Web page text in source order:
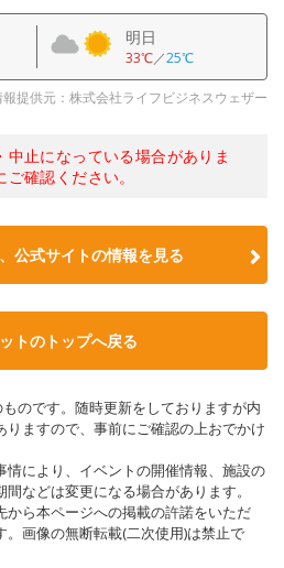
明日
33℃／25℃
報提供元：株式会社ライフビジネスウェザー
止になっている場合がありま
確認ください。
公式サイトの情報を見る
トのトップへ戻る
のです。随時更新をしておりますが内
ますので、事前にご確認の上おでかけ
により、イベントの開催情報、施設の
などは変更になる場合があります。
ら本ページへの掲載の許諾をいただ
。画像の無断転載(二次使用)は禁止で